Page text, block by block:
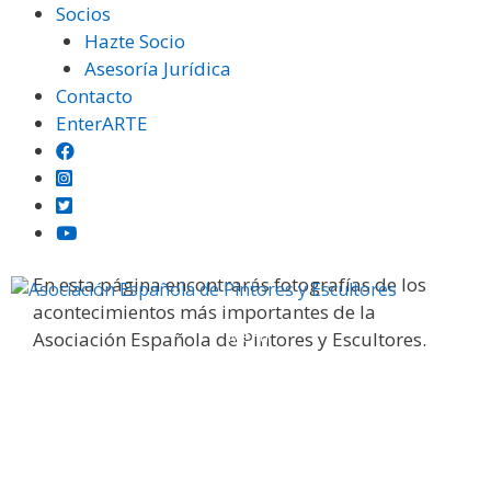
Saltar
contenido
Socios
Hazte Socio
Asesoría Jurídica
Contacto
EnterARTE
Menú
En esta página encontrarás fotografías de los
acontecimientos más importantes de la
Asociación Española de Pintores y Escultores.